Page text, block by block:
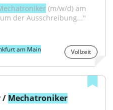
(m/w/d) am
der Ausschreibung..."
am Main Vollzeit
/ Mechatroniker